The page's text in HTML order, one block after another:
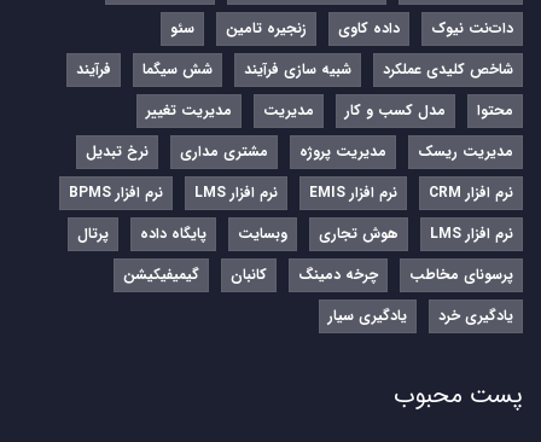
دات‌نت نیوک
داده کاوی زنجیره تامین
سئو
شاخص کلیدی عملکرد
شبیه سازی فرآیند شش سیگما
فرآیند
محتوا
مدل کسب و کار مدیریت
مدیریت تغییر
مدیریت ریسک
مدیریت پروژه مشتری مداری
نرخ تبدیل
نرم‌ افزار CRM
نرم‌ افزار EMIS نرم‌ افزار LMS
نرم افزار BPMS
نرم افزار LMS
هوش تجاری وبسایت پایگاه داده
پرتال
پرسونای مخاطب
چرخه دمینگ کانبان
گیمیفیکیشن
یادگیری خرد
یادگیری سیار
پست محبوب